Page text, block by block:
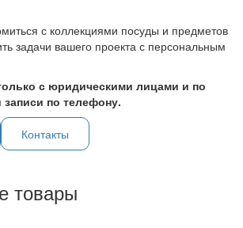
с коллекциями посуды и предметов
задачи вашего проекта с персональным
с юридическими лицами и по
по телефону.
Контакты
товары